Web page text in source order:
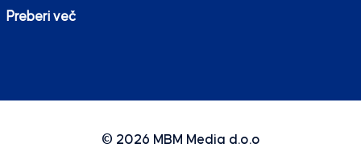
Preberi več
© 2026 MBM Media d.o.o